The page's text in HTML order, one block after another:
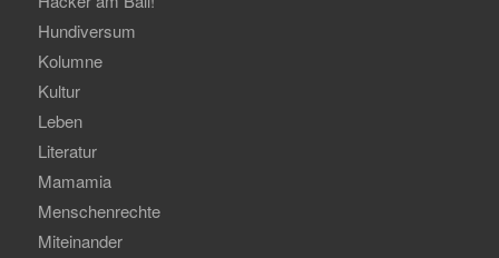
Hundiversum
Kolumne
Kultur
Leben
Literatur
Mamamia
Menschenrechte
Miteinander